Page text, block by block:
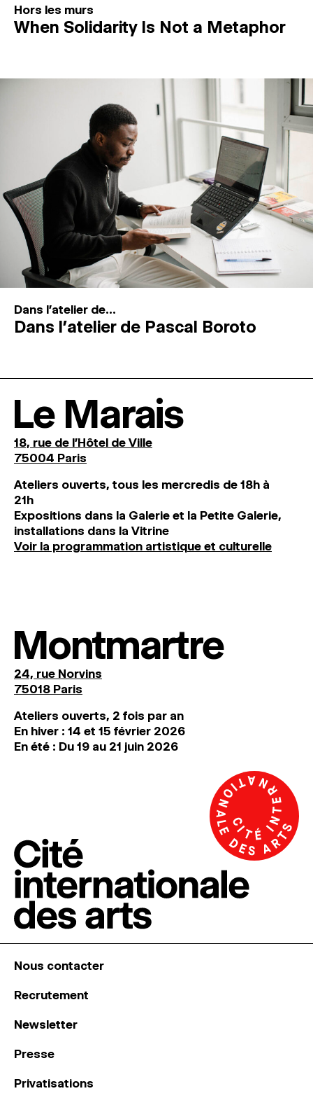
Hors les murs
When Solidarity Is Not a Metaphor
Dans l'atelier de...
Dans l’atelier de Pascal Boroto
Le Marais
18, rue de l'Hôtel de Ville
75004 Paris
Ateliers ouverts, tous les mercredis de 18h à
21h
Expositions dans la Galerie et la Petite Galerie,
installations dans la Vitrine
Voir la programmation artistique et culturelle
Montmartre
24, rue Norvins
75018 Paris
Ateliers ouverts, 2 fois par an
En hiver : 14 et 15 février 2026
En été : Du 19 au 21 juin 2026
Nous contacter
Recrutement
Newsletter
Presse
Privatisations